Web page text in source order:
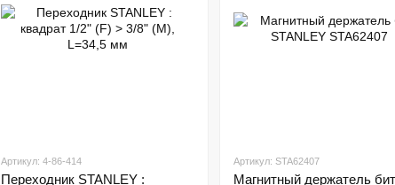
Артикул: 4-86-414
Переходник STANLEY :
Артикул: STA62407
Магнитный держатель бит